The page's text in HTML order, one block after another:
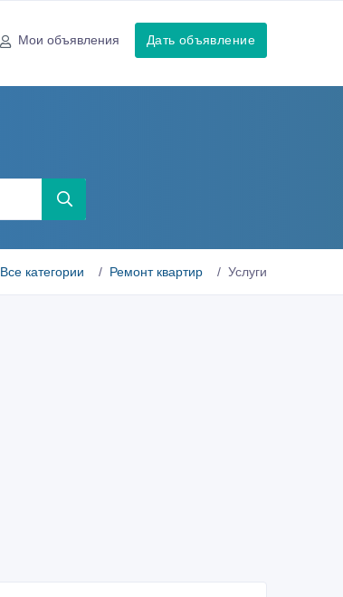
Мои объявления Дать объявление
Все категории Ремонт квартир Услуги